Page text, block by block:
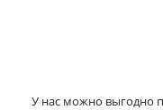
У нас можно выгодно